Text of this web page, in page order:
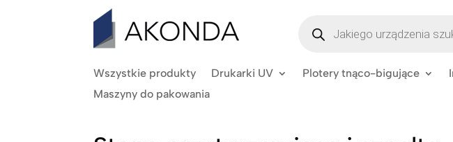
produktów
Wszystkie produkty Drukarki UV Plotery tnąco-bigujące
Maszyny do pakowania